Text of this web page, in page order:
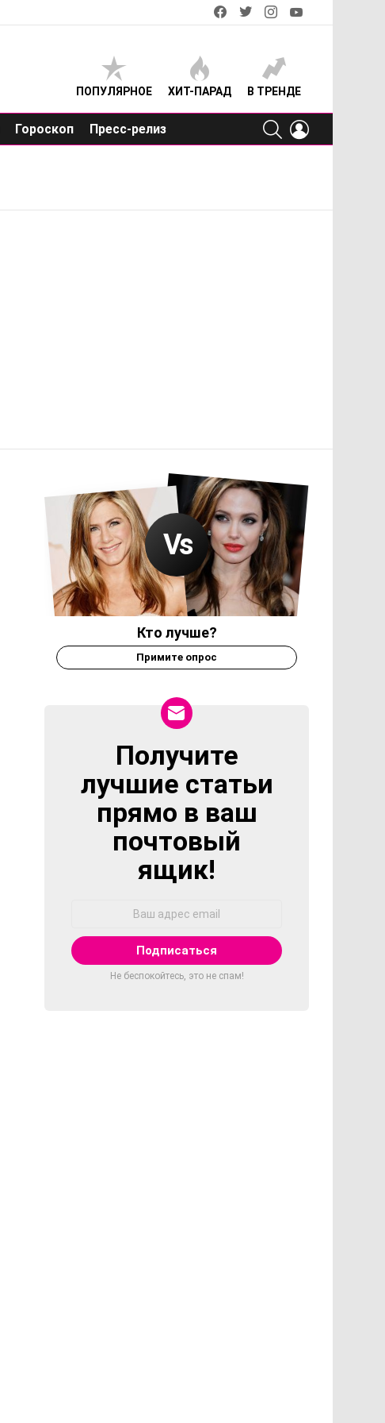
facebooktwitterinstagram
ПОПУЛЯРНОЕ ХИТ-ПАРАД В ТРЕНДЕ
Гороскоп Пресс-релиз
SEARCH
Кто лучше?
Примите опрос
NEWSLETTER
Получите
лучшие статьи
прямо в ваш
почтовый
ящик!
Не беспокойтесь, это не спам!